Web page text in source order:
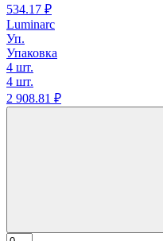
534.17 ₽
Luminarc
Уп.
Упаковка
4 шт.
4 шт.
2 908.81 ₽